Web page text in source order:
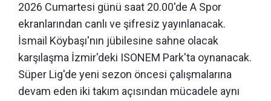
2026 Cumartesi günü saat 20.00'de A Spor
ekranlarından canlı ve şifresiz yayınlanacak.
İsmail Köybaşı'nın jübilesine sahne olacak
karşılaşma İzmir'deki ISONEM Park'ta oynanacak.
Süper Lig'de yeni sezon öncesi çalışmalarına
devam eden iki takım açısından mücadele aynı